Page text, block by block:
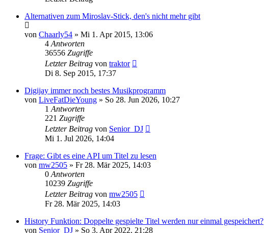
Alternativen zum Miroslav-Stick, den's nicht mehr gibt
von Chaarly54 » Mi 1. Apr 2015, 13:06
4 Antworten
36556 Zugriffe
Letzter Beitrag von traktor
Di 8. Sep 2015, 17:37
Digijay immer noch bestes Musikprogramm
von LiveFatDieYoung » So 28. Jun 2026, 10:27
1 Antworten
221 Zugriffe
Letzter Beitrag von Senior_DJ
Mi 1. Jul 2026, 14:04
Frage: Gibt es eine API um Titel zu lesen
von mw2505 » Fr 28. Mär 2025, 14:03
0 Antworten
10239 Zugriffe
Letzter Beitrag von mw2505
Fr 28. Mär 2025, 14:03
History Funktion: Doppelte gespielte Titel werden nur einmal gespeichert?
von Senior_DJ » So 3. Apr 2022, 21:28